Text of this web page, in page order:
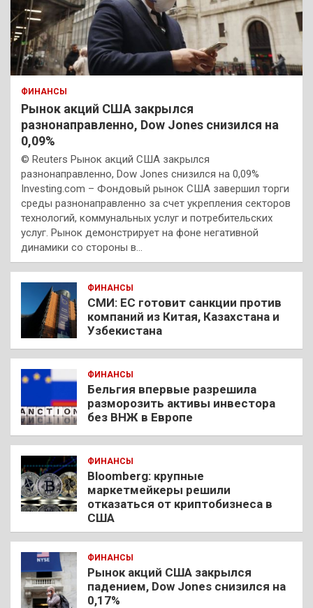
ФИНАНСЫ
Рынок акций США закрылся
разнонаправленно, Dow Jones снизился на
0,09%
© Reuters Рынок акций США закрылся
разнонаправленно, Dow Jones снизился на 0,09%
Investing.com – Фондовый рынок США завершил торги
среды разнонаправленно за счет укрепления секторов
технологий, коммунальных услуг и потребительских
услуг. Рынок демонстрирует на фоне негативной
динамики со стороны в…
ФИНАНСЫ
СМИ: ЕС готовит санкции против
компаний из Китая, Казахстана и
Узбекистана
ФИНАНСЫ
Бельгия впервые разрешила
разморозить активы инвестора
без ВНЖ в Европе
ФИНАНСЫ
Bloomberg: крупные
маркетмейкеры решили
отказаться от криптобизнеса в
США
ФИНАНСЫ
Рынок акций США закрылся
падением, Dow Jones снизился на
0,17%